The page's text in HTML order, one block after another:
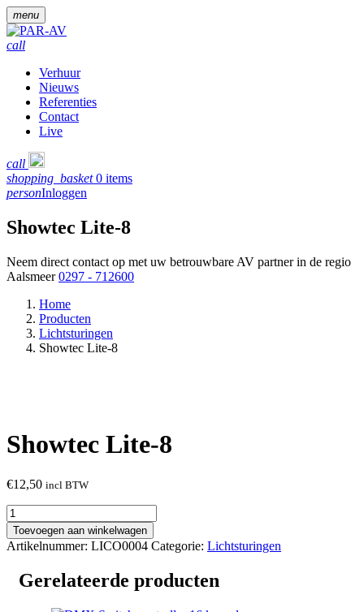
menu
call
Verhuur
Nieuws
Referenties
Contact
Live
call
shopping_basket0 items
personInloggen
Showtec Lite-8
Neem direct contact op met uw betrouwbare AV partner in de regio
Aalsmeer0297 - 712600
Home
Producten
Lichtsturingen
Showtec Lite-8
Showtec Lite-8
€12,50 incl BTW
Toevoegen aan winkelwagen
Artikelnummer: LICO0004 Categorie: Lichtsturingen
Gerelateerde producten